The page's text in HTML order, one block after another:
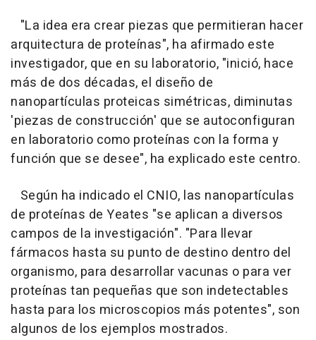
"La idea era crear piezas que permitieran hacer
arquitectura de proteínas", ha afirmado este
investigador, que en su laboratorio, "inició, hace
más de dos décadas, el diseño de
nanopartículas proteicas simétricas, diminutas
'piezas de construcción' que se autoconfiguran
en laboratorio como proteínas con la forma y
función que se desee", ha explicado este centro.
Según ha indicado el CNIO, las nanopartículas
de proteínas de Yeates "se aplican a diversos
campos de la investigación". "Para llevar
fármacos hasta su punto de destino dentro del
organismo, para desarrollar vacunas o para ver
proteínas tan pequeñas que son indetectables
hasta para los microscopios más potentes", son
algunos de los ejemplos mostrados.